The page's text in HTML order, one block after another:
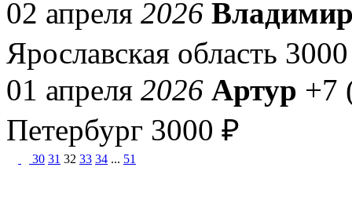
02 апреля 2026
Ярославская область
01 апреля 2026 Артур +7
Петербург 3000 ₽
30 31 32 33 34 ... 51